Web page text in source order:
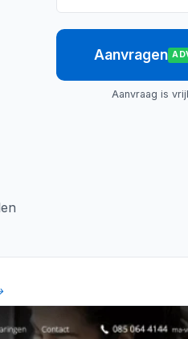
Aanvragen
Aanvraag is